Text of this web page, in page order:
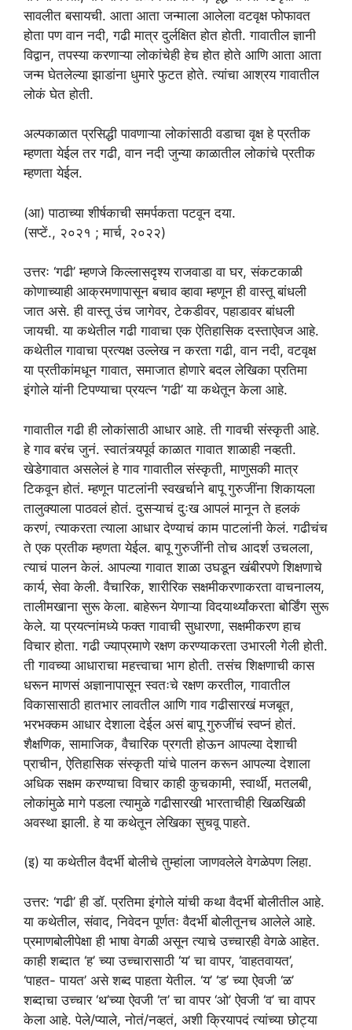
सावलीत बसायची. आता आता जन्माला आलेला वटवृक्ष फोफावत
होता पण वान नदी, गढी मात्र दुर्लक्षित होत होती. गावातील ज्ञानी
विद्वान, तपस्या करणाऱ्या लोकांचेही हेच होत होते आणि आता आता
जन्म घेतलेल्या झाडांना धुमारे फुटत होते. त्यांचा आश्रय गावातील
लोकं घेत होती.
अल्पकाळात प्रसिद्धी पावणाऱ्या लोकांसाठी वडाचा वृक्ष हे प्रतीक
म्हणता येईल तर गढी, वान नदी जुन्या काळातील लोकांचे प्रतीक
म्हणता येईल.
(आ) पाठाच्या शीर्षकाची समर्पकता पटवून दया.
(सप्टें., २०२१ ; मार्च, २०२२)
उत्तरः ‘गढी’ म्हणजे किल्लासदृश्य राजवाडा वा घर, संकटकाळी
कोणाच्याही आक्रमणापासून बचाव व्हावा म्हणून ही वास्तू बांधली
जात असे. ही वास्तू उंच जागेवर, टेकडीवर, पहाडावर बांधली
जायची. या कथेतील गढी गावाचा एक ऐतिहासिक दस्ताऐवज आहे.
कथेतील गावाचा प्रत्यक्ष उल्लेख न करता गढी, वान नदी, वटवृक्ष
या प्रतीकांमधून गावात, समाजात होणारे बदल लेखिका प्रतिमा
इंगोले यांनी टिपण्याचा प्रयत्न ‘गढी’ या कथेतून केला आहे.
गावातील गढी ही लोकांसाठी आधार आहे. ती गावची संस्कृती आहे.
हे गाव बरंच जुनं. स्वातंत्र्यपूर्व काळात गावात शाळाही नव्हती.
खेडेगावात असलेलं हे गाव गावातील संस्कृती, माणुसकी मात्र
टिकवून होतं. म्हणून पाटलांनी स्वखर्चाने बापू गुरुजींना शिकायला
तालुक्याला पाठवलं होतं. दुसऱ्याचं दुःख आपलं मानून ते हलकं
करणं, त्याकरता त्याला आधार देण्याचं काम पाटलांनी केलं. गढीचंच
ते एक प्रतीक म्हणता येईल. बापू गुरुजींनी तोच आदर्श उचलला,
त्याचं पालन केलं. आपल्या गावात शाळा उघडून खंबीरपणे शिक्षणाचे
कार्य, सेवा केली. वैचारिक, शारीरिक सक्षमीकरणाकरता वाचनालय,
तालीमखाना सुरू केला. बाहेरून येणाऱ्या विदयार्थ्यांकरता बोर्डिंग सुरू
केले. या प्रयत्नांमध्ये फक्त गावाची सुधारणा, सक्षमीकरण हाच
विचार होता. गढी ज्याप्रमाणे रक्षण करण्याकरता उभारली गेली होती.
ती गावच्या आधाराचा महत्त्वाचा भाग होती. तसंच शिक्षणाची कास
धरून माणसं अज्ञानापासून स्वतःचे रक्षण करतील, गावातील
विकासासाठी हातभार लावतील आणि गाव गढीसारखं मजबूत,
भरभक्कम आधार देशाला देईल असं बापू गुरुजींचं स्वप्नं होतं.
शैक्षणिक, सामाजिक, वैचारिक प्रगती होऊन आपल्या देशाची
प्राचीन, ऐतिहासिक संस्कृती यांचे पालन करून आपल्या देशाला
अधिक सक्षम करण्याचा विचार काही कुचकामी, स्वार्थी, मतलबी,
लोकांमुळे मागे पडला त्यामुळे गढीसारखी भारताचीही खिळखिळी
अवस्था झाली. हे या कथेतून लेखिका सुचवू पाहते.
(इ) या कथेतील वैदर्भी बोलीचे तुम्हांला जाणवलेले वेगळेपण लिहा.
उत्तर: ‘गढी’ ही डॉ. प्रतिमा इंगोले यांची कथा वैदर्भी बोलीतील आहे.
या कथेतील, संवाद, निवेदन पूर्णतः वैदर्भी बोलीतूनच आलेले आहे.
प्रमाणबोलीपेक्षा ही भाषा वेगळी असून त्याचे उच्चारही वेगळे आहेत.
काही शब्दात ‘ह’ च्या उच्चारासाठी ‘य’ चा वापर, ‘वाहतवायत’,
‘पाहत- पायत’ असे शब्द पाहता येतील. ‘य’ ‘ड’ च्या ऐवजी ‘ळ’
शब्दाचा उच्चार ‘थ’च्या ऐवजी ‘त’ चा वापर ‘ओ’ ऐवजी ‘व’ चा वापर
केला आहे. पेले/प्याले, नोतं/नव्हतं, अशी क्रियापदं त्यांच्या छोट्या